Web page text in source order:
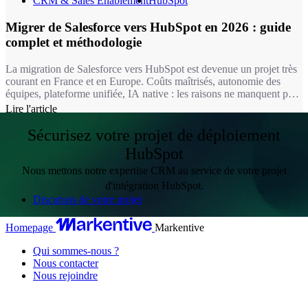
Migrer de Salesforce vers HubSpot en 2026 : guide
complet et méthodologie
La migration de Salesforce vers HubSpot est devenue un projet très
courant en France et en Europe. Coûts maîtrisés, autonomie des
équipes, plateforme unifiée, IA native : les raisons ne manquent pas.
Encore faut-il mener cette transition avec rigueur. C'est exactement
Lire l'article
Sécurisez votre projet de déploiement
HubSpot
Nous mettons notre expertise CRM au service de votre projet
d'intégration HubSpot.
Discutons de votre projet
Homepage
Markentive
Qui sommes-nous ?
Nous contacter
Nous rejoindre